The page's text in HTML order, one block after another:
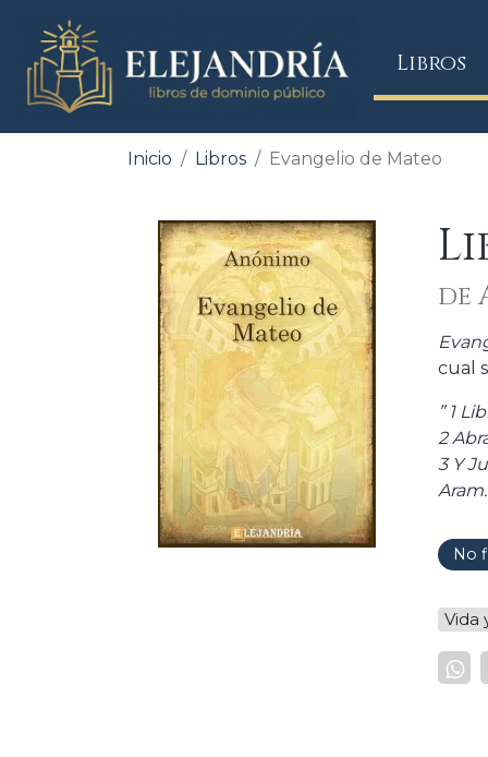
Libros
Inicio Libros Evangelio de Mateo
de
cual
” 1
2
3 Y
No
Vida